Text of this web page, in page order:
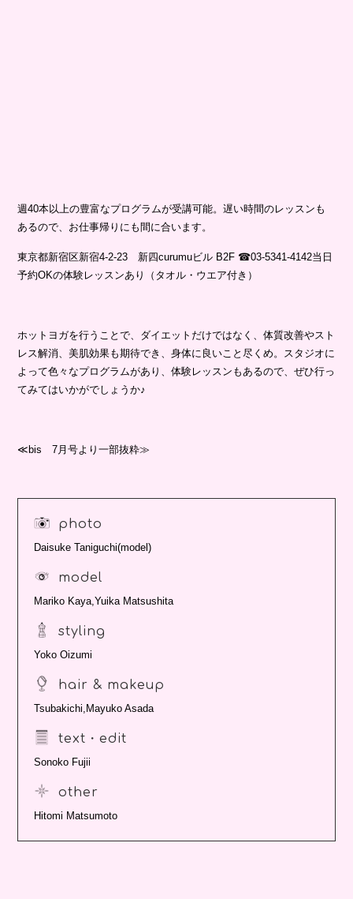
週40本以上の豊富なプログラムが受講可能。遅い時間のレッスンも
あるので、お仕事帰りにも間に合います。
東京都新宿区新宿4-2-23 新四curumuビル B2F ☎03-5341-4142当日
予約OKの体験レッスンあり（タオル・ウエア付き）
ホットヨガを行うことで、ダイエットだけではなく、体質改善やスト
レス解消、美肌効果も期待でき、身体に良いこと尽くめ。スタジオに
よって色々なプログラムがあり、体験レッスンもあるので、ぜひ行っ
てみてはいかがでしょうか♪
≪bis 7月号より一部抜粋≫
photo
Daisuke Taniguchi(model)
model
Mariko Kaya,Yuika Matsushita
styling
Yoko Oizumi
hair & makeup
Tsubakichi,Mayuko Asada
text・edit
Sonoko Fujii
other
Hitomi Matsumoto